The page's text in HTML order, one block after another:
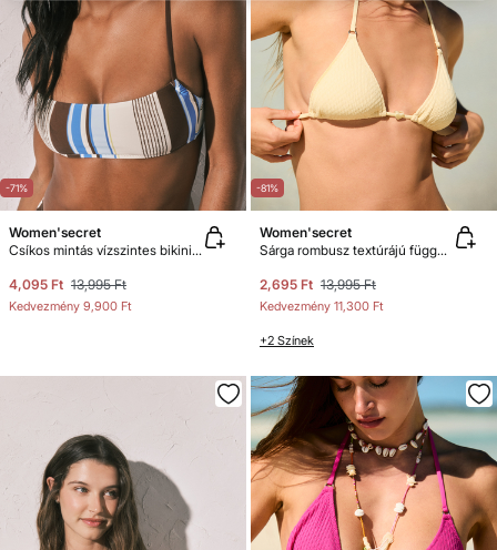
-71%
Women'secret
Csíkos mintás vízszintes bikinifelső
4,095 Ft 13,995 Ft
Kedvezmény 9,900 Ft
-81%
Women'secret
Sárga rombusz textúrájú függöny bikinifelső
2,695 Ft 13,995 Ft
Kedvezmény 11,300 Ft
+2 Színek